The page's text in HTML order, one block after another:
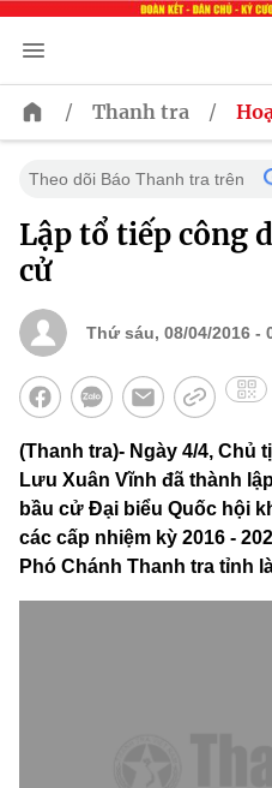
/ Thanh tra /
Theo dõi Báo Thanh tra trên
Lập tổ tiếp công
cử
Thứ sáu, 08/04/2016 -
(Thanh tra)- Ngày 4/4, Chủ
Lưu Xuân Vĩnh đã thành
bầu cử Đại biểu Quốc hội
các cấp nhiệm kỳ 2016 -
Phó Chánh Thanh tra tỉnh